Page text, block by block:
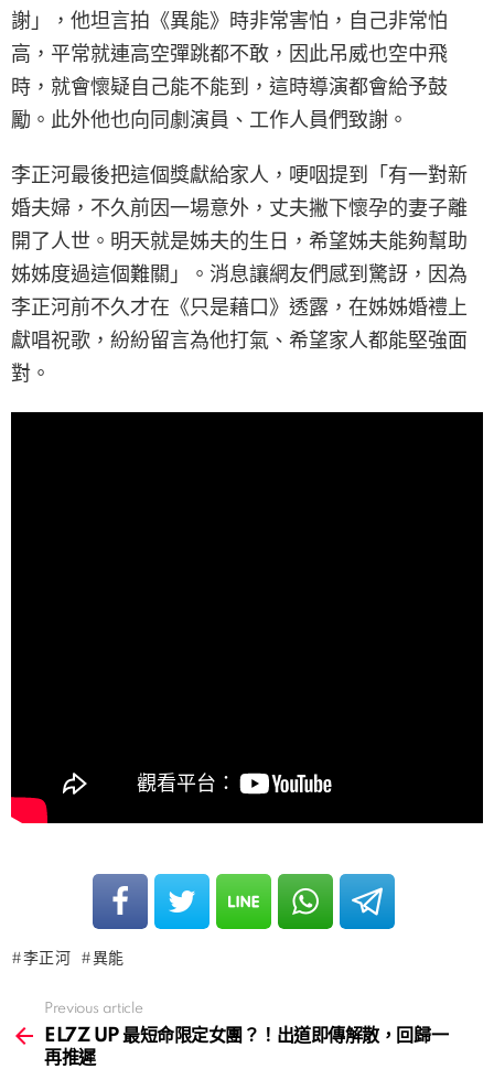
謝」，他坦言拍《異能》時非常害怕，自己非常怕
高，平常就連高空彈跳都不敢，因此吊威也空中飛
時，就會懷疑自己能不能到，這時導演都會給予鼓
勵。此外他也向同劇演員、工作人員們致謝。
李正河最後把這個獎獻給家人，哽咽提到「有一對新
婚夫婦，不久前因一場意外，丈夫撇下懷孕的妻子離
開了人世。明天就是姊夫的生日，希望姊夫能夠幫助
姊姊度過這個難關」。消息讓網友們感到驚訝，因為
李正河前不久才在《只是藉口》透露，在姊姊婚禮上
獻唱祝歌，紛紛留言為他打氣、希望家人都能堅強面
對。
李正河 異能
more
Previous article
EL7Z UP 最短命限定女團？！出道即傳解散，回歸一
再推遲